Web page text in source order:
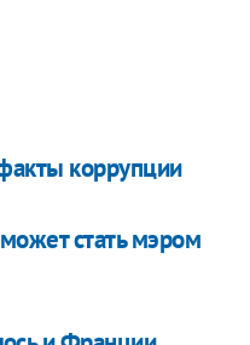
коррупции
стать мэром